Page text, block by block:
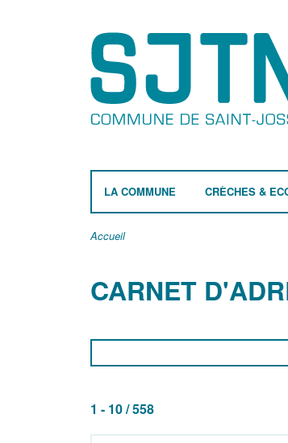
LA COMMUNE CRÈCHES &
Accueil
CARNET
1 - 10 / 558